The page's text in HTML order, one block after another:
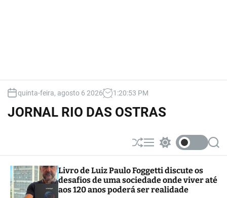
quinta-feira, agosto 6 2026 1 :20:54 PM
JORNAL RIO DAS OSTRAS
S
h
ff
l
e
M
e
u
w
t
c
h
S
e
c
Livro de Luiz Paulo Foggetti discute os
desafios de uma sociedade onde viver até
aos 120 anos poderá ser realidade